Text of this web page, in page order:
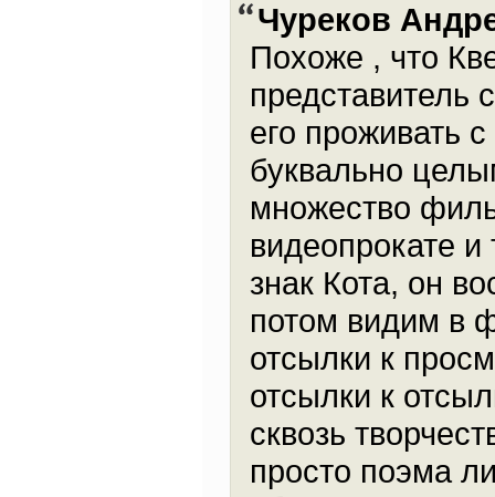
Чуреков
Похоже , что
представитель
его проживать с
буквально
множество
видеопрокате и
знак Кота, он
потом видим в
отсылки к
отсылки к
сквозь
просто поэма